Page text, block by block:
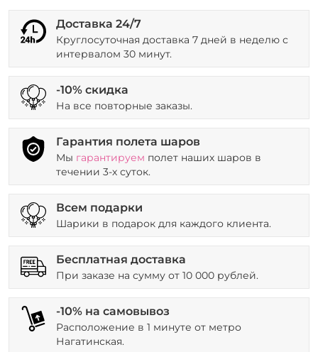
Доставка 24/7
Круглосуточная доставка 7 дней в неделю с
интервалом 30 минут.
-10% скидка
На все повторные заказы.
Гарантия полета шаров
Мы гарантируем полет наших шаров в
течении 3-х суток.
Всем подарки
Шарики в подарок для каждого клиента.
Бесплатная доставка
При заказе на сумму от 10 000 рублей.
-10% на самовывоз
Расположение в 1 минуте от метро
Нагатинская.